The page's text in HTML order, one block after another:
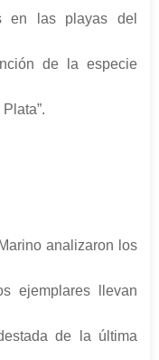
en las playas del
de la especie
analizaron los
ejemplares llevan
de la última